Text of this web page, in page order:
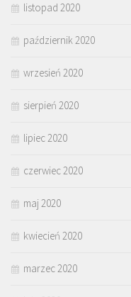
listopad 2020
październik 2020
wrzesień 2020
sierpień 2020
lipiec 2020
czerwiec 2020
maj 2020
kwiecień 2020
marzec 2020